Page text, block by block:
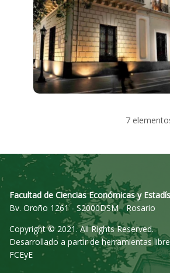
7
Facultad de Ciencias Económicas y
Bv. Oroño 1261 - S2000DSM - Rosario
Copyright © 2021. All Rights Reserved.
Desarrollado a partir de herramientas
FCEyE